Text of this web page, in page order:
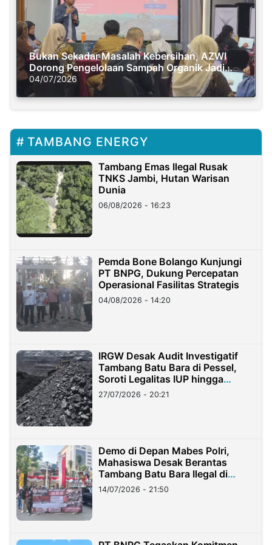
Bukan Sekadar Masalah Kebersihan, AZWI
Dorong Pengelolaan Sampah Organik Jadi
Solusi Krisis Iklim
04/07/2026
TAMBANG ENERGY
Tambang Emas Ilegal Rusak
TNKS Jambi, Hutan Warisan
Dunia
06/08/2026 - 16:23
Pemda Bone Bolango Kunjungi
PT BNPG, Dukung Percepatan
Operasional Fasilitas Strategis
04/08/2026 - 14:20
IRGW Desak Audit Investigatif
Tambang Batu Bara di Pessel,
Soroti Legalitas IUP hingga
Stockpile
27/07/2026 - 20:21
Demo di Depan Mabes Polri,
Mahasiswa Desak Berantas
Tambang Batu Bara Ilegal di
Lampung
14/07/2026 - 21:50